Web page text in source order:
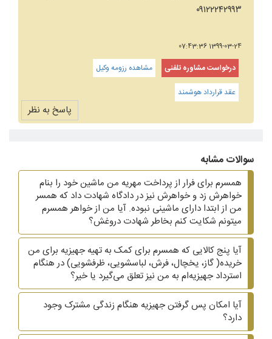
۰۹۱۲۲۲۴۲۹۹۳
1399-03-24 07:43:36
درخواست مشاوره تلفنی
مشاهده رزومه وکیل
عقد قرارداد هوشمند
پاسخ به نظر
سوالات مشابه
همسرم برای فرار از پرداخت مهریه من ماشین خود را بنام
خواهرش زد و خواهرش نیز در دادگاه شهادت داد که همسر
من از ابتدا دارای ماشینی نبوده. آیا من از خواهر همسرم
میتونم شکایت کنم بخاطر شهادت دروغش؟
آیا پنج کالایی که همسرم برای کمک به تهیه جهیزیه برای من
خریده( گاز، یخچال، فرش، لباسشویی، ظرفشویی)‌ در هنگام
استرداد جهیزیه‌ام به من نیز تعلق می‌گیرد یا خیر؟
آیا امکان پس گرفتن جهیزیه هنگام زندگی مشترک وجود
دارد؟